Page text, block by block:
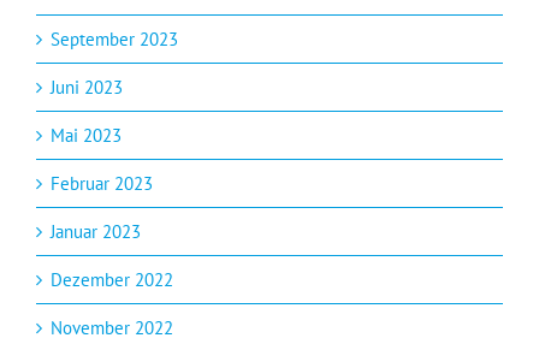
September 2023
Juni 2023
Mai 2023
Februar 2023
Januar 2023
Dezember 2022
November 2022